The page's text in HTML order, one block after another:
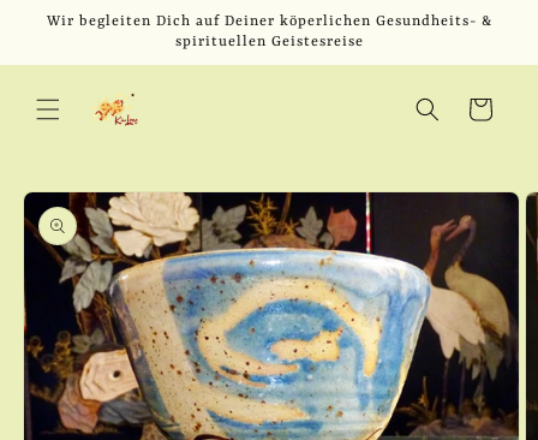
zum
Wir begleiten Dich auf Deiner köperlichen Gesundheits- &
spirituellen Geistesreise
Warenkorb